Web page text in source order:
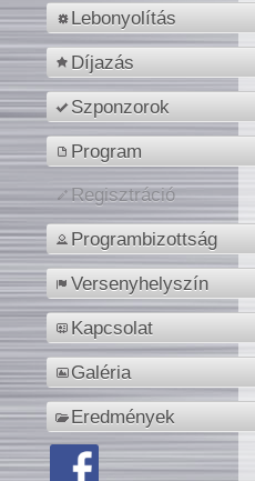
Lebonyolítás
Díjazás
Szponzorok
Program
Regisztráció
Programbizottság
Versenyhelyszín
Kapcsolat
Galéria
Eredmények